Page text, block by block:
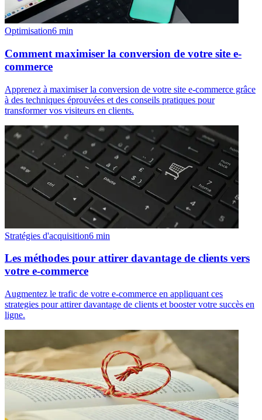
Optimisation6 min
Comment maximiser la conversion de votre site e-
commerce
Apprenez à maximiser la conversion de votre site e-commerce grâce
à des techniques éprouvées et des conseils pratiques pour
transformer vos visiteurs en clients.
Stratégies d'acquisition6 min
Les méthodes pour attirer davantage de clients vers
votre e-commerce
Augmentez le trafic de votre e-commerce en appliquant ces
strategies pour attirer davantage de clients et booster votre succès en
ligne.